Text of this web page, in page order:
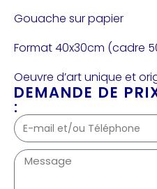
Gouache sur papier
Format 40x30cm (cadre
Oeuvre d’art unique et
DEMANDE DE
: